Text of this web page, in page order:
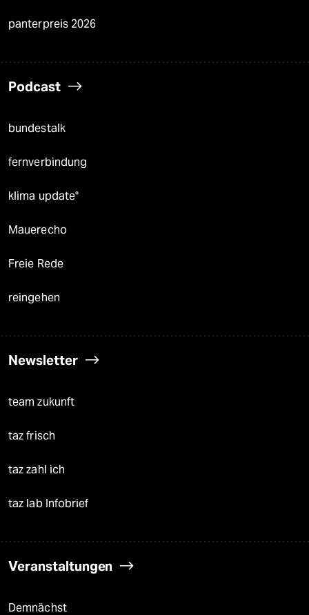
panterpreis 2026
Podcast
bundestalk
fernverbindung
klima update°
Mauerecho
Freie Rede
reingehen
Newsletter
team zukunft
taz frisch
taz zahl ich
taz lab Infobrief
Veranstaltungen
Demnächst